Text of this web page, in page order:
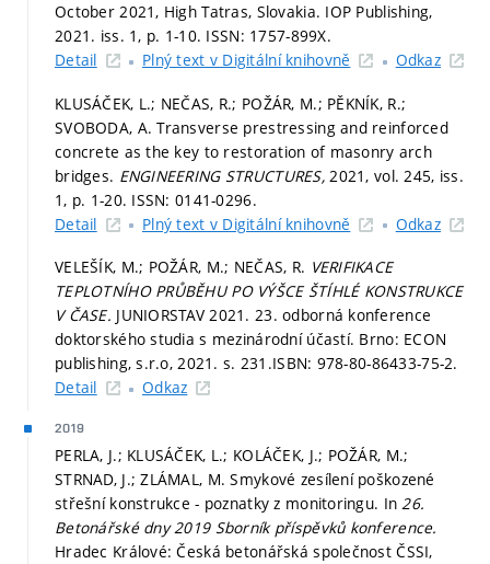
October 2021, High Tatras, Slovakia. IOP Publishing,
2021. iss. 1, p. 1-10. ISSN: 1757-899X.
Detail
Plný text v Digitální knihovně Odkaz
KLUSÁČEK, L.; NEČAS, R.; POŽÁR, M.; PĚKNÍK, R.;
SVOBODA, A. Transverse prestressing and reinforced
concrete as the key to restoration of masonry arch
bridges. ENGINEERING STRUCTURES,2021, vol. 245, iss.
1, p. 1-20. ISSN: 0141-0296.
Detail
Plný text v Digitální knihovně Odkaz
VELEŠÍK, M.; POŽÁR, M.; NEČAS, R. VERIFIKACE
TEPLOTNÍHO PRŮBĚHU PO VÝŠCE ŠTÍHLÉ KONSTRUKCE
V ČASE. JUNIORSTAV 2021. 23. odborná konference
doktorského studia s mezinárodní účastí. Brno: ECON
publishing, s.r.o, 2021. s. 231.ISBN: 978-80-86433-75-2.
Detail
Odkaz
2019
PERLA, J.; KLUSÁČEK, L.; KOLÁČEK, J.; POŽÁR, M.;
STRNAD, J.; ZLÁMAL, M. Smykové zesílení poškozené
střešní konstrukce - poznatky z monitoringu. In26.
Betonářské dny 2019 Sborník příspěvků konference.
Hradec Králové: Česká betonářská společnost ČSSI,